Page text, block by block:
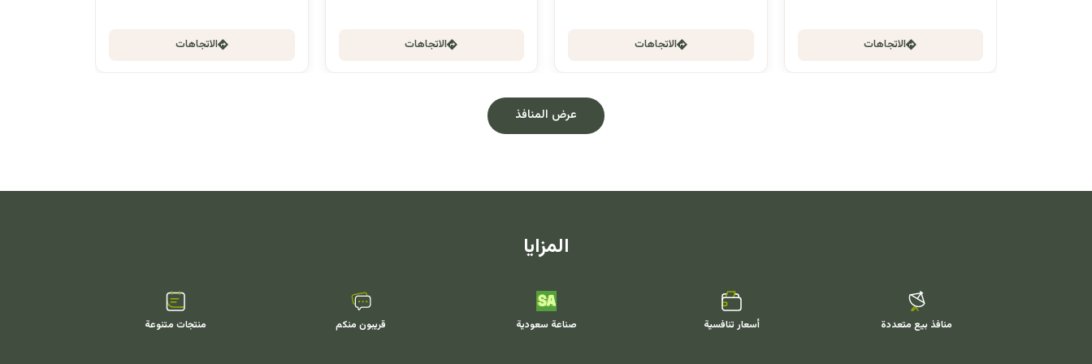
الاتجاهات الاتجاهات الاتجاهات الاتجاهات
عرض المنافذ
المزايا
منافذ بيع متعددة أسعار تنافسية صناعة سعودية قريبون منكم منتجات متنوعة